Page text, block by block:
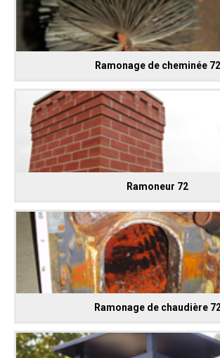
Ramonage de cheminée 72
Ramoneur 72
Ramonage de chaudière